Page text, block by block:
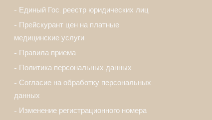
Единый Гос. реестр юридических лиц
Прейскурант цен на платные
медицинские услуги
Правила приема
Политика персональных данных
Согласие на обработку персональных
данных
Изменение регистрационного номера